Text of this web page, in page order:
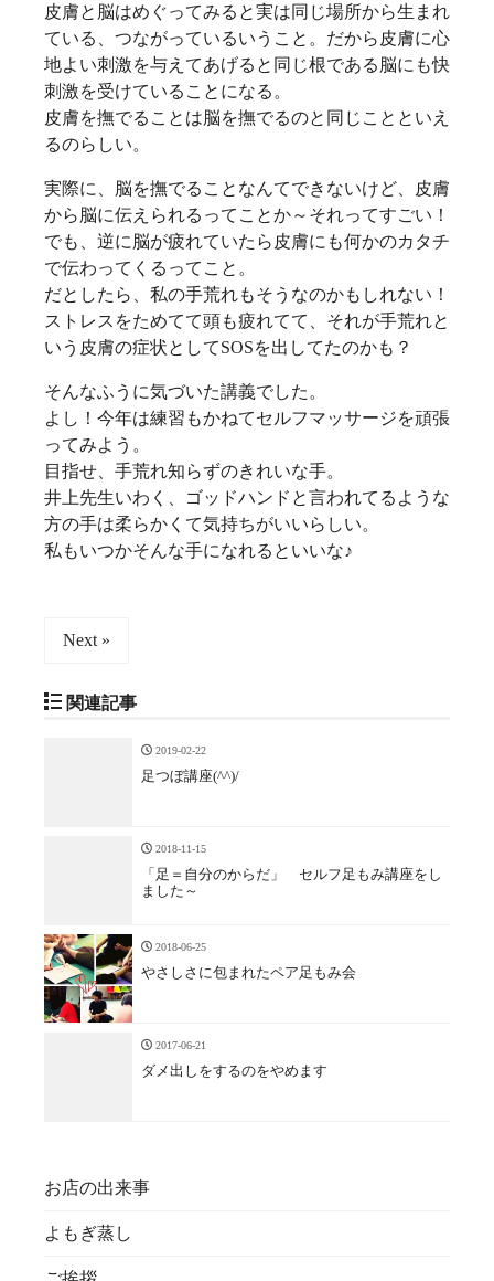
皮膚と脳はめぐってみると実は同じ場所から生まれ
ている、つながっているいうこと。だから皮膚に心
地よい刺激を与えてあげると同じ根である脳にも快
刺激を受けていることになる。
皮膚を撫でることは脳を撫でるのと同じことといえ
るのらしい。
実際に、脳を撫でることなんてできないけど、皮膚
から脳に伝えられるってことか～それってすごい！
でも、逆に脳が疲れていたら皮膚にも何かのカタチ
で伝わってくるってこと。
だとしたら、私の手荒れもそうなのかもしれない！
ストレスをためてて頭も疲れてて、それが手荒れと
いう皮膚の症状としてSOSを出してたのかも？
そんなふうに気づいた講義でした。
よし！今年は練習もかねてセルフマッサージを頑張
ってみよう。
目指せ、手荒れ知らずのきれいな手。
井上先生いわく、ゴッドハンドと言われてるような
方の手は柔らかくて気持ちがいいらしい。
私もいつかそんな手になれるといいな♪
Next »
関連記事
2019-02-22
足つぼ講座(^^)/
2018-11-15
「足＝自分のからだ」 セルフ足もみ講座をし
ました～
2018-06-25
やさしさに包まれたペア足もみ会
2017-06-21
ダメ出しをするのをやめます
お店の出来事
よもぎ蒸し